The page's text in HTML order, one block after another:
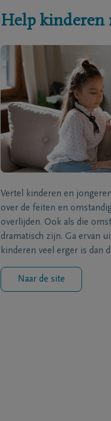
Help kinderen
Vertel kinderen en
over de feiten en
overlijden. Ook als die
dramatisch zijn. Ga ervan
kinderen veel erger is dan
Naar de site